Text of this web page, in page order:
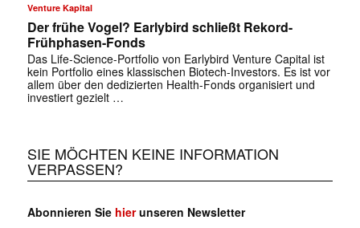
Venture Kapital
Der frühe Vogel? Earlybird schließt Rekord-
Frühphasen-Fonds
Das Life-Science-Portfolio von Earlybird Venture Capital ist
kein Portfolio eines klassischen Biotech-Investors. Es ist vor
allem über den dedizierten Health-Fonds organisiert und
investiert gezielt …
SIE MÖCHTEN KEINE INFORMATION
VERPASSEN?
Abonnieren Sie hierunseren Newsletter